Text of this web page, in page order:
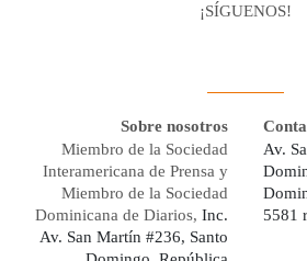
¡SÍGUENOS!
Sobre nosotros
Miembro de la Sociedad
Interamericana de Prensa y
Miembro de la Sociedad
Dominicana de Diarios, Inc.
Av. San Martín #236, Santo
Av.
5581